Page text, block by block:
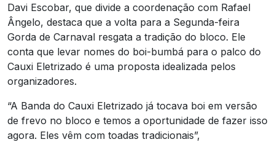
Davi Escobar, que divide a coordenação com Rafael
Ângelo, destaca que a volta para a Segunda-feira
Gorda de Carnaval resgata a tradição do bloco. Ele
conta que levar nomes do boi-bumbá para o palco do
Cauxi Eletrizado é uma proposta idealizada pelos
organizadores.
“A Banda do Cauxi Eletrizado já tocava boi em versão
de frevo no bloco e temos a oportunidade de fazer isso
agora. Eles vêm com toadas tradicionais”,